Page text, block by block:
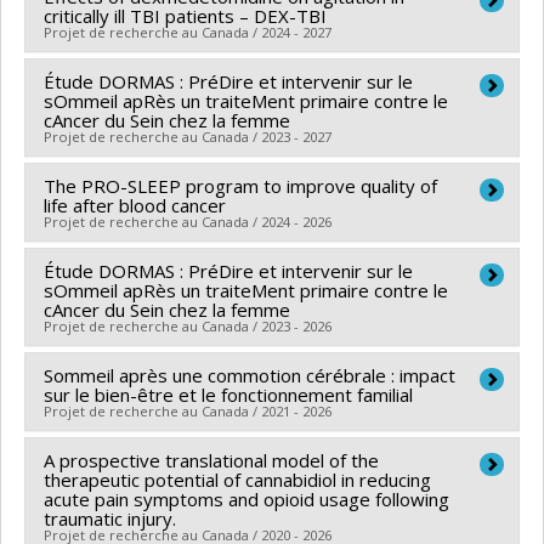
soins intensifs.
Dina Azimzadeh(2021 - en cours ) : Perceptions
des infirmières sur la participation de la famille
dans les soins entourant le délirium chez les
patients se rétablissant d’une chirurgie
cardiaque à l’unité des soins intensifs.
Abir Rebhi (2021 - en cours) : Questionnaires sur
les connaissances, croyances et attitudes des
infirmières en formation sur les méthodes
complémentaires de soins : Une revue de la
portée.
Isabel Tran-Vuu (2020 - 2023) : Les critères
neurologiques pour guider la mobilisation
précoce chez le patient ventilé mécaniquement
à l’unité des soins intensifs : Une revue de la
portée.
2018 :Naicha Évelyn-Germélus, baccalauréat en
sciences biomédicales, Université de Montréal
2017 : Kenny Baptista da Silva, baccalauréat en
sciences infirmières, Université de Montréal
2017 :Sabrina Bouferguene, baccalauréat en sciences
biomédicales, Université de Montréal
chronique_vétéran canadien
Programmes de subvention :
Co-chercheurs : Nadia Gosselin
Sources de financement :Fondation de l'Hôpital du
Sacré-Coeur de Montréal
Programmes de subvention :PVXXXXXX-Réseaux
thématiques de recherche
critically ill TBI patients – DEX-TBI
Projet de recherche au Canada / 2024 - 2027
Chercheur principal : David Williamson
Co-chercheurs : Francis Bernard,Marc Perreault
Caroline Arbour,Catherine Duclos,
Kosar Ali Khwaja
, Lisa Burry
,
Donald Griesdale
Sources de financement :IRSC/Instituts de recherche
en santé du Canada
Programmes de subvention :PVXXXXXX-(PJT)
Subvention Projet
Étude DORMAS : PréDire et intervenir sur le
sOmmeil apRès un traiteMent primaire contre le
cAncer du Sein chez la femme
Projet de recherche au Canada / 2023 - 2027
Sources de financement :IRSC/Instituts de recherche
en santé du Canada
Programmes de subvention :PVXXXXXX-(PJT)
Subvention Projet
The PRO-SLEEP program to improve quality of
life after blood cancer
Projet de recherche au Canada / 2024 - 2026
Chercheur principal : Caroline Arbour
Co-chercheurs : Karine Bilodeau,David Ogez,
Samantha Mayo
Sources de financement :
LLS Canada/Leukemia and
Lymphoma Society of Canada (The)
Programmes de subvention :
Étude DORMAS : PréDire et intervenir sur le
sOmmeil apRès un traiteMent primaire contre le
cAncer du Sein chez la femme
Projet de recherche au Canada / 2023 - 2026
Chercheur principal : Caroline Arbour
Sources de financement :IRSC/Instituts de recherche
en santé du Canada
Programmes de subvention :PVXXXXXX-(PJT)
Subvention Projet
Sommeil après une commotion cérébrale : impact
sur le bien-être et le fonctionnement familial
Projet de recherche au Canada / 2021 - 2026
Chercheur principal : Caroline Arbour
Co-chercheurs : Jeffrey Caron,Marie-Christine Ouellet
,Marie-Hélène Pennestri
A prospective translational model of the
therapeutic potential of cannabidiol in reducing
acute pain symptoms and opioid usage following
traumatic injury.
Projet de recherche au Canada / 2020 - 2026